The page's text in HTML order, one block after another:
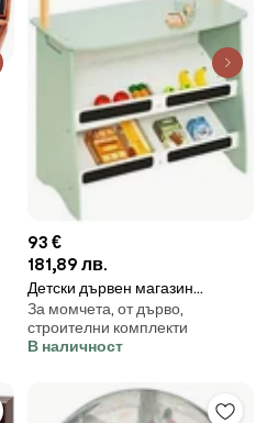
93 €
181,89 лв.
Детски дървен магазин
atmosphera Aksel, 60x99 cm,
MDF, Зелен
За момчета, от дърво,
строителни комплекти
В наличност